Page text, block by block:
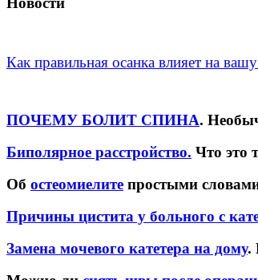
Как правильная осанка влияет на
ПОЧЕМУ БОЛИТ СПИНА.
Биполярное расстройство. Что это
Об остеомиелите простыми
Причины цистита у больного с
Замена мочевого катетера на дому.